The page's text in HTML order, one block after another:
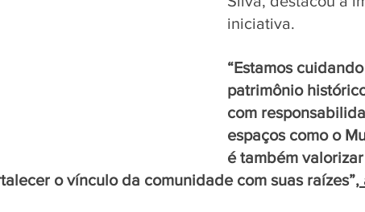
iniciativa.
“Estamos
patrimônio
com
espaços como o
é também
o vínculo da comunidade com suas raízes”,